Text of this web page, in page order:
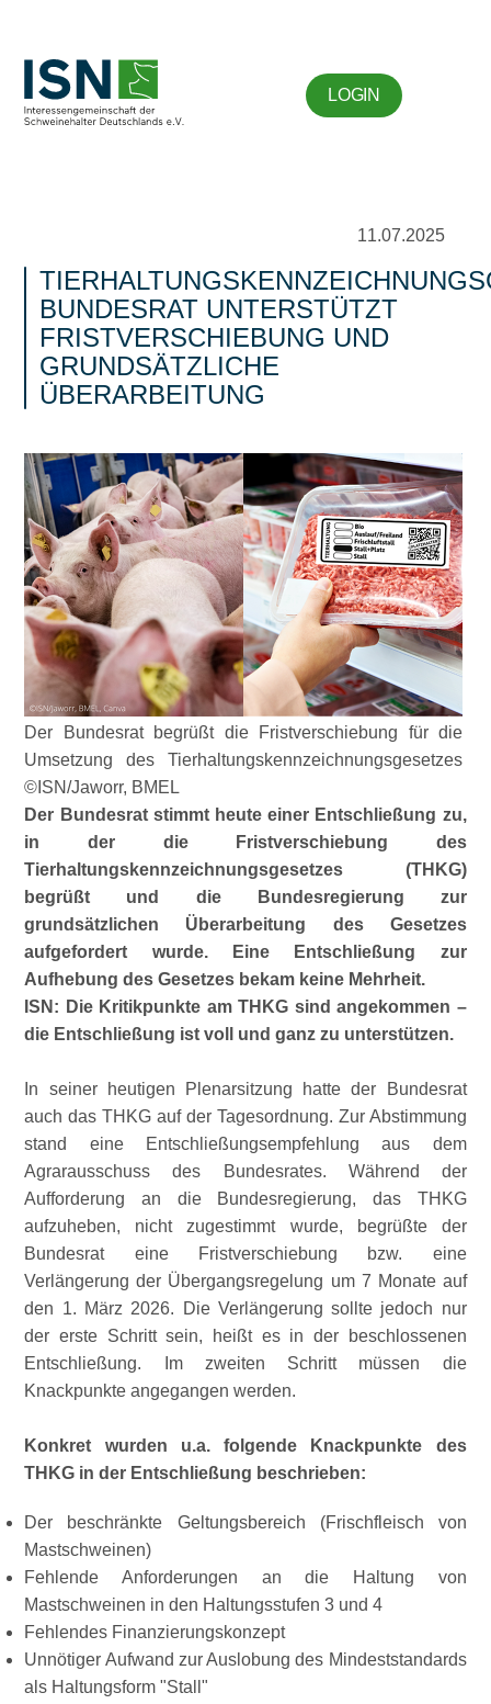
LOGIN
11.07.2025
BUNDESRAT UNTERSTÜTZT
FRISTVERSCHIEBUNG UND
GRUNDSÄTZLICHE
ÜBERARBEITUNG
Der Bundesrat begrüßt die Fristverschiebung für die
Umsetzung des Tierhaltungskennzeichnungsgesetzes
©ISN/Jaworr, BMEL
Der Bundesrat stimmt heute einer Entschließung zu,
in der die Fristverschiebung des
Tierhaltungskennzeichnungsgesetzes (THKG)
begrüßt und die Bundesregierung zur
grundsätzlichen Überarbeitung des Gesetzes
aufgefordert wurde. Eine Entschließung zur
Aufhebung des Gesetzes bekam keine Mehrheit.
ISN: Die Kritikpunkte am THKG sind angekommen –
die Entschließung ist voll und ganz zu unterstützen.
In seiner heutigen Plenarsitzung hatte der Bundesrat
auch das THKG auf der Tagesordnung. Zur Abstimmung
stand eine Entschließungsempfehlung aus dem
Agrarausschuss des Bundesrates. Während der
Aufforderung an die Bundesregierung, das THKG
aufzuheben, nicht zugestimmt wurde, begrüßte der
Bundesrat eine Fristverschiebung bzw. eine
Verlängerung der Übergangsregelung um 7 Monate auf
den 1. März 2026. Die Verlängerung sollte jedoch nur
der erste Schritt sein, heißt es in der beschlossenen
Entschließung. Im zweiten Schritt müssen die
Knackpunkte angegangen werden.
Konkret wurden u.a. folgende Knackpunkte des
THKG in der Entschließung beschrieben:
Der beschränkte Geltungsbereich (Frischfleisch von
Mastschweinen)
Fehlende Anforderungen an die Haltung von
Mastschweinen in den Haltungsstufen 3 und 4
Fehlendes Finanzierungskonzept
Unnötiger Aufwand zur Auslobung des Mindeststandards
als Haltungsform Stall